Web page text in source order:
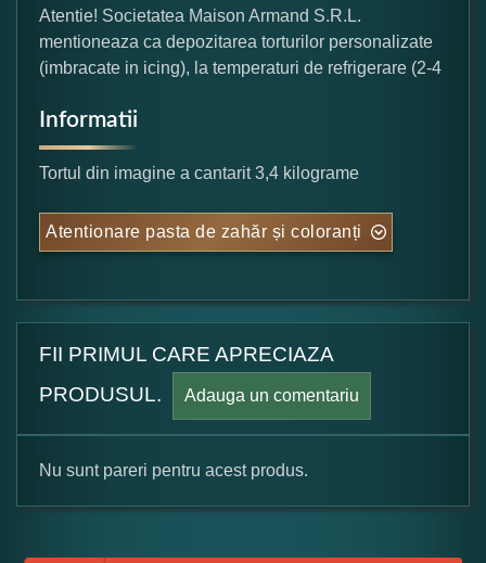
Atentie! Societatea Maison Armand S.R.L.
mentioneaza ca depozitarea torturilor personalizate
(imbracate in icing), la temperaturi de refrigerare (2-4
Informatii
Tortul din imagine a cantarit 3,4 kilograme
Atentionare pasta de zahăr și coloranți
FII PRIMUL CARE APRECIAZA
PRODUSUL.
Adauga un comentariu
Formular pareri client
Nu sunt pareri pentru acest produs.